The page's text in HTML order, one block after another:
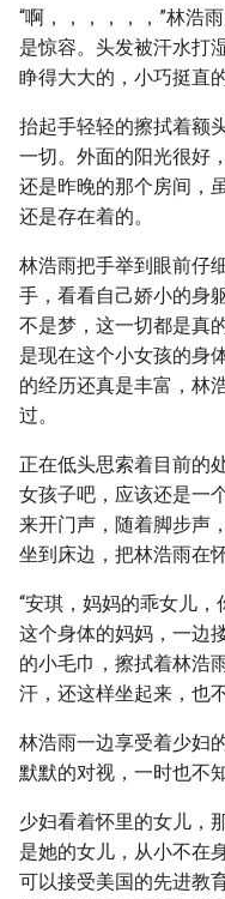
“啊，，，，，，”林浩
是惊容。头发被汗水打
睁得大大的，小巧挺直
抬起手轻轻的擦拭着额
一切。外面的阳光很好
还是昨晚的那个房间，
还是存在着的。
林浩雨把手举到眼前仔
手，看看自己娇小的身
不是梦，这一切都是真
是现在这个小女孩的身
的经历还真是丰富，林
过。
正在低头思索着目前的
女孩子吧，应该还是一
来开门声，随着脚步声
坐到床边，把林浩雨在怀
“安琪，妈妈的乖女儿
这个身体的妈妈，一边
的小毛巾，擦拭着林浩
汗，还这样坐起来，也
林浩雨一边享受着少妇
默默的对视，一时也不
少妇看着怀里的女儿，
是她的女儿，从小不在
可以接受美国的先进教